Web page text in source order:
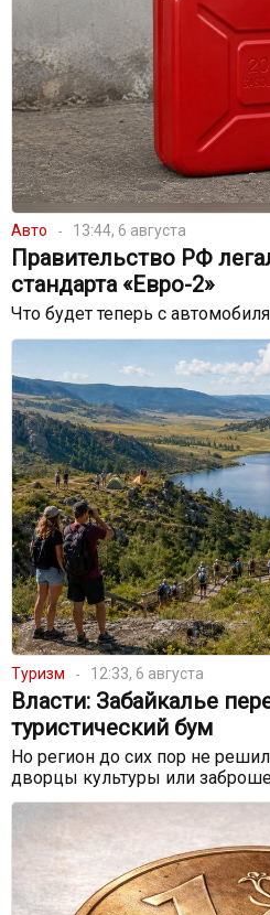
Авто 13:44, 6 августа
Правительство РФ
стандарта «Евро-2»
Что будет теперь с
Туризм 12:33, 6 августа
Власти: Забайкалье
туристический бум
Но регион до сих пор не
дворцы культуры или